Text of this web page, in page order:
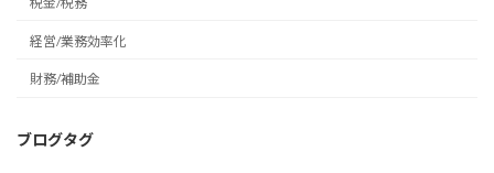
経営/業務効率化
財務/補助金
ブログタグ